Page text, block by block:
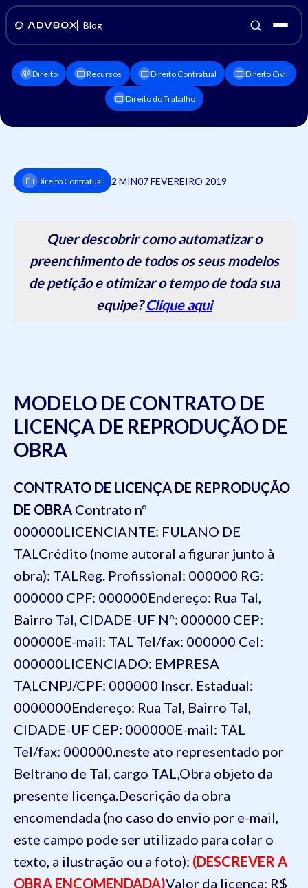
Blog
Direito Recursos Direito Contratual Direito Civil
Direito do Trabalho
Direito Contratual 2 MIN07 FEVEREIRO 2019
Quer descobrir como automatizar o
preenchimento de todos os seus modelos
de petição e otimizar o tempo de toda sua
equipe?Clique aqui
MODELO DE CONTRATO DE
LICENÇA DE REPRODUÇÃO DE
OBRA
CONTRATO DE LICENÇA DE REPRODUÇÃO
DE OBRA Contrato nº
000000LICENCIANTE: FULANO DE
TALCrédito (nome autoral a figurar junto à
obra): TALReg. Profissional: 000000 RG:
000000 CPF: 000000Endereço: Rua Tal,
Bairro Tal, CIDADE-UF Nº: 000000 CEP:
000000E-mail: TAL Tel/fax: 000000 Cel:
000000LICENCIADO: EMPRESA
TALCNPJ/CPF: 000000 Inscr. Estadual:
0000000Endereço: Rua Tal, Bairro Tal,
CIDADE-UF CEP: 000000E-mail: TAL
Tel/fax: 000000.neste ato representado por
Beltrano de Tal, cargo TAL,Obra objeto da
presente licença.Descrição da obra
encomendada (no caso do envio por e-mail,
este campo pode ser utilizado para colar o
texto, a ilustração ou a foto): (DESCREVER A
OBRA ENCOMENDADA)Valor da licença: R$